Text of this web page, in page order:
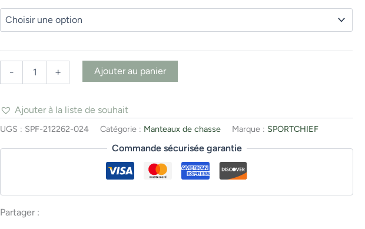
- + Ajouter au panier
Ajouter à la liste de souhait
UGS : SPF-212262-024 Catégorie : Manteaux de chasse Marque : SPORTCHIEF
Commande sécurisée garantie
Partager :